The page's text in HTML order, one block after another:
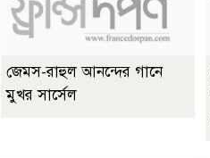
জেমস-রাহুল আনন্দের গানে
মুখর সার্সেল